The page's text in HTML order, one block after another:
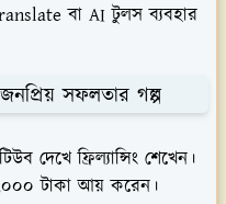
বা AI টুলস ব্যবহার
সফলতার গল্প
দেখে ফ্রিল্যান্সিং শেখেন।
টাকা আয় করেন।